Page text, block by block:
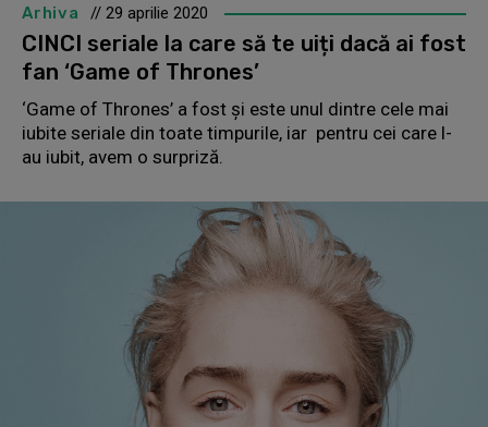
Arhiva // 29 aprilie 2020
CINCI seriale la care să te uiți dacă ai fost
fan ‘Game of Thrones’
‘Game of Thrones’ a fost și este unul dintre cele mai
iubite seriale din toate timpurile, iar pentru cei care l-
au iubit, avem o surpriză.